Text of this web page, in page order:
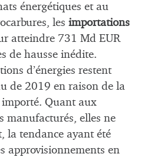
énergétiques et au
les importations
atteindre 731 Md EUR
de hausse inédite.
d’énergies restent
de 2019 en raison de la
Quant aux
manufacturés, elles ne
la tendance ayant été
approvisionnements en